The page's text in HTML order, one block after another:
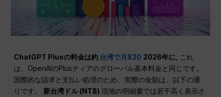
ChatGPT Plusの料金は約 台湾で月$20 2026年に , これ
は、OpenAIのPlusティアのグローバル基本料金と同じです。
国際的な請求と支払い処理のため、実際の金額は、以下の通
りです。 新台湾ドル (NT$) 現地の明細書では若干高く表示さ